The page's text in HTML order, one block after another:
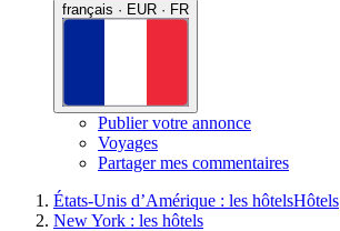
français · EUR · FR
Publier votre annonce
Voyages
Partager mes commentaires
États-Unis d’Amérique : les hôtelsHôtels
New York : les hôtels